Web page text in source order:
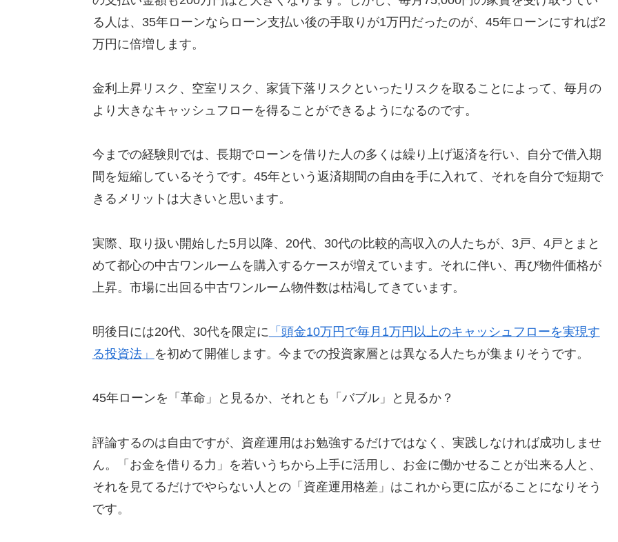
る人は、35年ローンならローン支払い後の手取りが1万円だったのが、45年ローンにすれば2
万円に倍増します。
金利上昇リスク、空室リスク、家賃下落リスクといったリスクを取ることによって、毎月の
より大きなキャッシュフローを得ることができるようになるのです。
今までの経験則では、長期でローンを借りた人の多くは繰り上げ返済を行い、自分で借入期
間を短縮しているそうです。45年という返済期間の自由を手に入れて、それを自分で短期で
きるメリットは大きいと思います。
実際、取り扱い開始した5月以降、20代、30代の比較的高収入の人たちが、3戸、4戸とまと
めて都心の中古ワンルームを購入するケースが増えています。それに伴い、再び物件価格が
上昇。市場に出回る中古ワンルーム物件数は枯渇してきています。
明後日には20代、30代を限定に 「頭金10万円で毎月1万円以上のキャッシュフローを実現す
る投資法」 を初めて開催します。今までの投資家層とは異なる人たちが集まりそうです。
45年ローンを「革命」と見るか、それとも「バブル」と見るか？
評論するのは自由ですが、資産運用はお勉強するだけではなく、実践しなければ成功しませ
ん。「お金を借りる力」を若いうちから上手に活用し、お金に働かせることが出来る人と、
それを見てるだけでやらない人との「資産運用格差」はこれから更に広がることになりそう
です。